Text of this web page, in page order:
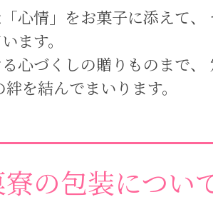
心情」をお菓子に添えて
ます。
心づくしの贈りものまで
を結んでまいります。
の包装につい